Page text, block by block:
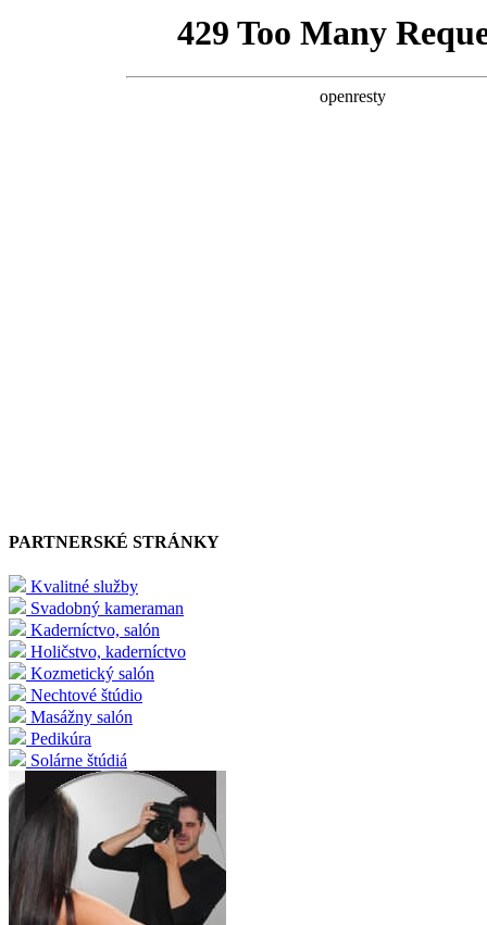
PARTNERSKÉ STRÁNKY
Kvalitné služby
Svadobný kameraman
Kaderníctvo, salón
Holičstvo, kaderníctvo
Kozmetický salón
Nechtové štúdio
Masážny salón
Pedikúra
Solárne štúdiá